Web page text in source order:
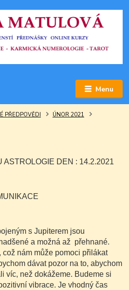
Menu
PŘEDPOVĚDI
ÚNOR 2021
ASTROLOGIE DEN : 14.2.2021
s Jupiterem jsou
a možná až přehnané.
nám může pomoci přilákat
dávat pozor na to, abychom
víc, než dokážeme. Budeme si
vibrace. Je vhodný čas